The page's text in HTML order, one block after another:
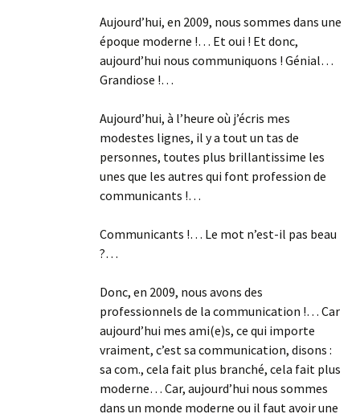
Aujourd’hui, en 2009, nous sommes dans une
époque moderne !… Et oui ! Et donc,
aujourd’hui nous communiquons ! Génial…
Grandiose !…
Aujourd’hui, à l’heure où j’écris mes
modestes lignes, il y a tout un tas de
personnes, toutes plus brillantissime les
unes que les autres qui font profession de
communicants !…
Communicants !… Le mot n’est-il pas beau
?…
Donc, en 2009, nous avons des
professionnels de la communication !… Car
aujourd’hui mes ami(e)s, ce qui importe
vraiment, c’est sa communication, disons :
sa com., cela fait plus branché, cela fait plus
moderne… Car, aujourd’hui nous sommes
dans un monde moderne ou il faut avoir une